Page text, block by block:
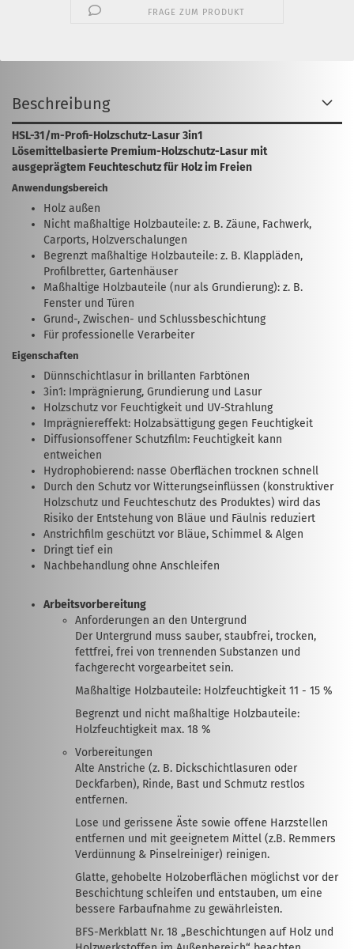
FRAGE ZUM PRODUKT
Beschreibung
HSL-31/m-Profi-Holzschutz-Lasur 3in1
Lösemittelbasierte Premium-Holzschutz-Lasur mit
ausgeprägtem Feuchteschutz für Holz im Freien
Anwendungsbereich
Holz außen
Nicht maßhaltige Holzbauteile: z. B. Zäune, Fachwerk,
Carports, Holzverschalungen
Begrenzt maßhaltige Holzbauteile: z. B. Klappläden,
Profilbretter, Gartenhäuser
Maßhaltige Holzbauteile (nur als Grundierung): z. B.
Fenster und Türen
Grund-, Zwischen- und Schlussbeschichtung
Für professionelle Verarbeiter
Eigenschaften
Dünnschichtlasur in brillanten Farbtönen
3in1: Imprägnierung, Grundierung und Lasur
Holzschutz vor Feuchtigkeit und UV-Strahlung
Imprägniereffekt: Holzabsättigung gegen Feuchtigkeit
Diffusionsoffener Schutzfilm: Feuchtigkeit kann
entweichen
Hydrophobierend: nasse Oberflächen trocknen schnell
Durch den Schutz vor Witterungseinflüssen (konstruktiver
Holzschutz und Feuchteschutz des Produktes) wird das
Risiko der Entstehung von Bläue und Fäulnis reduziert
Anstrichfilm geschützt vor Bläue, Schimmel & Algen
Dringt tief ein
Nachbehandlung ohne Anschleifen
Arbeitsvorbereitung
Anforderungen an den Untergrund
Der Untergrund muss sauber, staubfrei, trocken,
fettfrei, frei von trennenden Substanzen und
fachgerecht vorgearbeitet sein.
Maßhaltige Holzbauteile: Holzfeuchtigkeit 11 - 15 %
Begrenzt und nicht maßhaltige Holzbauteile:
Holzfeuchtigkeit max. 18 %
Vorbereitungen
Alte Anstriche (z. B. Dickschichtlasuren oder
Deckfarben), Rinde, Bast und Schmutz restlos
entfernen.
Lose und gerissene Äste sowie offene Harzstellen
entfernen und mit geeignetem Mittel (z.B. Remmers
Verdünnung & Pinselreiniger) reinigen.
Glatte, gehobelte Holzoberflächen möglichst vor der
Beschichtung schleifen und entstauben, um eine
bessere Farbaufnahme zu gewährleisten.
BFS-Merkblatt Nr. 18 „Beschichtungen auf Holz und